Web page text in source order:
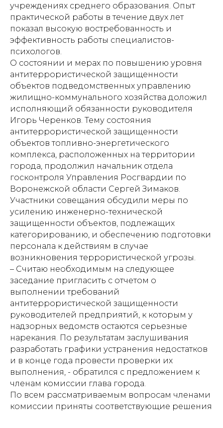
учреждениях среднего образования. Опыт
практической работы в течение двух лет
показал высокую востребованность и
эффективность работы специалистов-
психологов.
О состоянии и мерах по повышению уровня
антитеррористической защищенности
объектов подведомственных управлению
жилищно-коммунального хозяйства доложил
исполняющий обязанности руководителя
Игорь Черенков. Тему состояния
антитеррористической защищенности
объектов топливно-энергетического
комплекса, расположенных на территории
города, продолжил начальник отдела
госконтроля Управления Росгвардии по
Воронежской области Сергей Зимаков.
Участники совещания обсудили меры по
усилению инженерно-технической
защищенности объектов, подлежащих
категорированию, и обеспечению подготовки
персонала к действиям в случае
возникновения террористической угрозы.
– Считаю необходимым на следующее
заседание пригласить с отчетом о
выполнении требований
антитеррористической защищенности
руководителей предприятий, к которым у
надзорных ведомств остаются серьезные
нарекания. По результатам заслушивания
разработать графики устранения недостатков
и в конце года провести проверки их
выполнения, - обратился с предложением к
членам комиссии глава города.
По всем рассматриваемым вопросам членами
комиссии приняты соответствующие решения